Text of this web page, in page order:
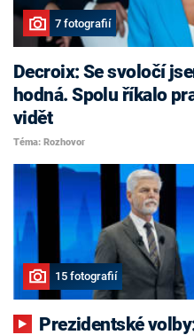
7 fotografií
Decroix: Se svoločí
hodná. Spolu říkalo
vidět
Téma: Rozhovor
15 fotografií